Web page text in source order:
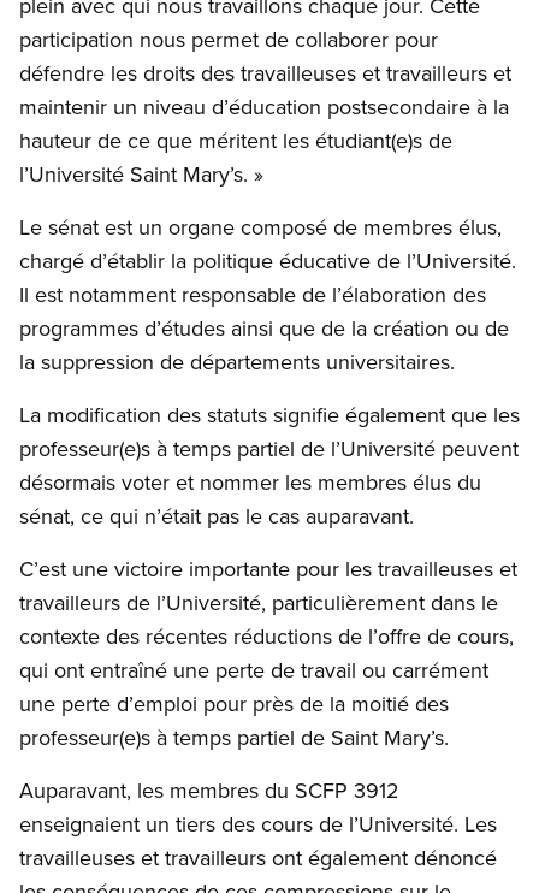
participation nous permet de collaborer pour
défendre les droits des travailleuses et travailleurs et
maintenir un niveau d’éducation postsecondaire à la
hauteur de ce que méritent les étudiant(e)s de
l’Université Saint Mary’s. »
Le sénat est un organe composé de membres élus,
chargé d’établir la politique éducative de l’Université.
Il est notamment responsable de l’élaboration des
programmes d’études ainsi que de la création ou de
la suppression de départements universitaires.
La modification des statuts signifie également que les
professeur(e)s à temps partiel de l’Université peuvent
désormais voter et nommer les membres élus du
sénat, ce qui n’était pas le cas auparavant.
C’est une victoire importante pour les travailleuses et
travailleurs de l’Université, particulièrement dans le
contexte des récentes réductions de l’offre de cours,
qui ont entraîné une perte de travail ou carrément
une perte d’emploi pour près de la moitié des
professeur(e)s à temps partiel de Saint Mary’s.
Auparavant, les membres du SCFP 3912
enseignaient un tiers des cours de l’Université. Les
travailleuses et travailleurs ont également dénoncé